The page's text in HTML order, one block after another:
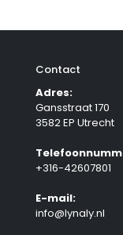
Contact
Adres:
Gansstraat 170
3582 EP Utrecht
+316-42607801
E-mail:
info@lynaly.nl